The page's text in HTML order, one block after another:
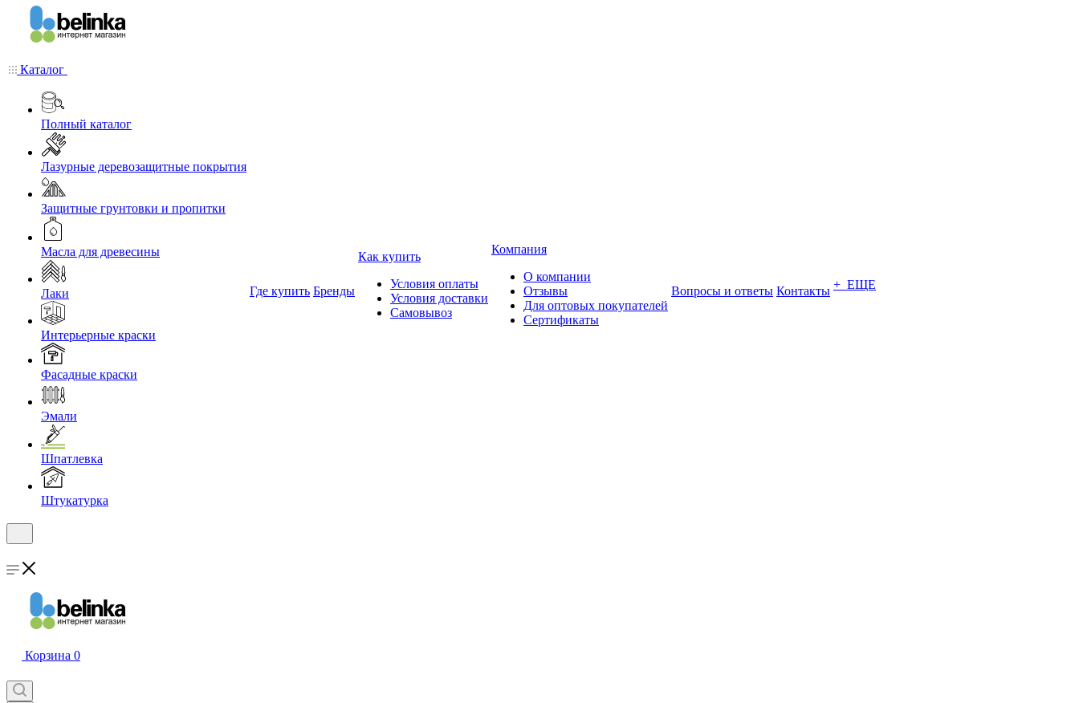
Каталог
Полный каталог
Лазурные деревозащитные покрытия
Защитные грунтовки и пропитки
Масла для древесины
Лаки
Интерьерные краски
Фасадные краски
Эмали
Шпатлевка
Штукатурка
Где купить Бренды
Как купить
Условия оплаты
Условия доставки
Самовывоз
Компания
О компании
Отзывы
Для оптовых покупателей
Сертификаты
Вопросы и ответы Контакты + ЕЩЕ
Корзина 0